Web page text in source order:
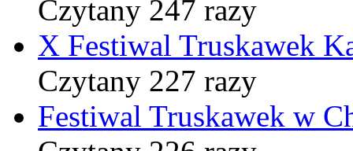
Czytany 247 razy
X Festiwal Truskawek
Czytany 227 razy
Festiwal Truskawek w